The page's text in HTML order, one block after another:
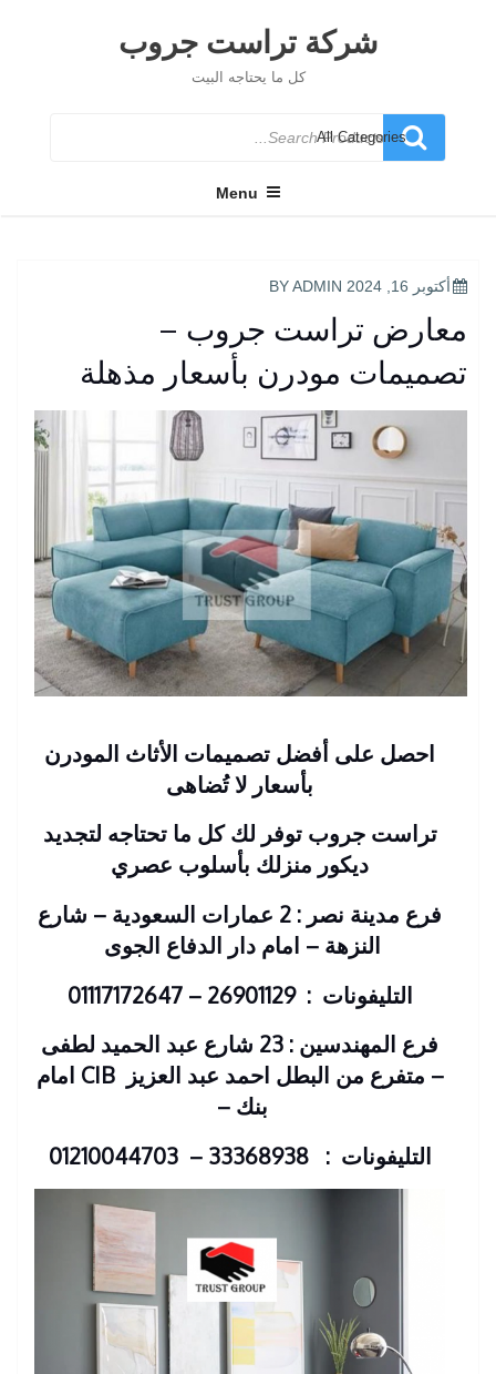
شركة تراست جروب
كل ما يحتاجه البيت
Search
for
Menu
POSTED
أكتوبر 16, 2024 ADMIN
معارض تراست جروب –
تصميمات مودرن بأسعار مذهلة
احصل على أفضل تصميمات الأثاث المودرن
بأسعار لا تُضاهى
تراست جروب توفر لك كل ما تحتاجه لتجديد
ديكور منزلك بأسلوب عصري
فرع مدينة نصر : 2 عمارات السعودية – شارع
النزهة – امام دار الدفاع الجوى
التليفونات : 26901129 – 01117172647
فرع المهندسين : 23 شارع عبد الحميد لطفى
– متفرع من البطل احمد عبد العزيز
CIB امام
بنك –
التليفونات : 33368938 – 01210044703